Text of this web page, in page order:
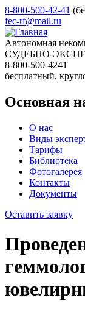
8-800-500-42-41
fec-rf@mail.ru
Автономная
СУДЕБНО-
8-800-500-4241
бесплатный,
Основная
О нас
Виды
Тарифы
Библиотека
Фотогалерея
Контакты
Документы
Оставить заявку